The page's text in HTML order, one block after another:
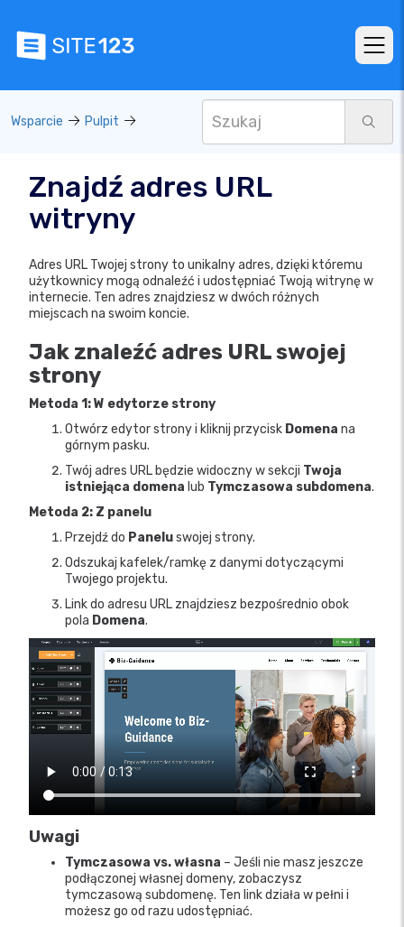
Wsparcie Pulpit
Znajdź adres URL
witryny
Adres URL Twojej strony to unikalny adres, dzięki któremu
użytkownicy mogą odnaleźć i udostępniać Twoją witrynę w
internecie. Ten adres znajdziesz w dwóch różnych
miejscach na swoim koncie.
Jak znaleźć adres URL swojej
strony
Metoda 1: W edytorze strony
Otwórz edytor strony i kliknij przycisk Domena na
górnym pasku.
Twój adres URL będzie widoczny w sekcji Twoja
istniejąca domena lub Tymczasowa subdomena.
Metoda 2: Z panelu
Przejdź do Paneluswojej strony.
Odszukaj kafelek/ramkę z danymi dotyczącymi
Twojego projektu.
Link do adresu URL znajdziesz bezpośrednio obok
pola Domena.
Uwagi
Tymczasowa vs. własna – Jeśli nie masz jeszcze
podłączonej własnej domeny, zobaczysz
tymczasową subdomenę. Ten link działa w pełni i
możesz go od razu udostępniać.